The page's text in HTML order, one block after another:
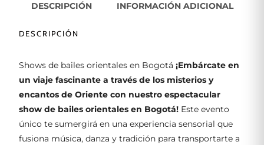
DESCRIPCIÓN INFORMACIÓN ADICIONAL
DESCRIPCIÓN
Shows de bailes orientales en Bogotá ¡Embárcate en
un viaje fascinante a través de los misterios y
encantos de Oriente con nuestro espectacular
show de bailes orientales en Bogotá! Este evento
único te sumergirá en una experiencia sensorial que
fusiona música, danza y tradición para transportarte a